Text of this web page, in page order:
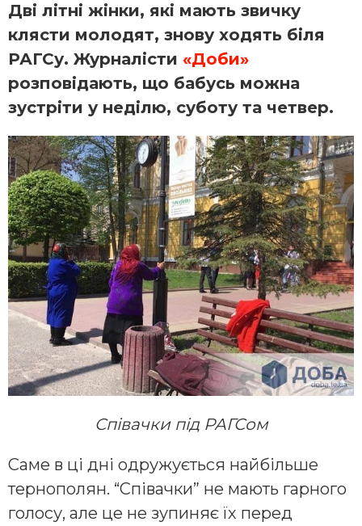
Дві літні жінки, які мають звичку
клясти молодят, знову ходять біля
РАГСу. Журналісти «Доби»
розповідають, що бабусь можна
зустріти у неділю, суботу та четвер.
Співачки під РАГСом
Саме в ці дні одружується найбільше
тернополян. “Співачки” не мають гарного
голосу, але це не зупиняє їх перед